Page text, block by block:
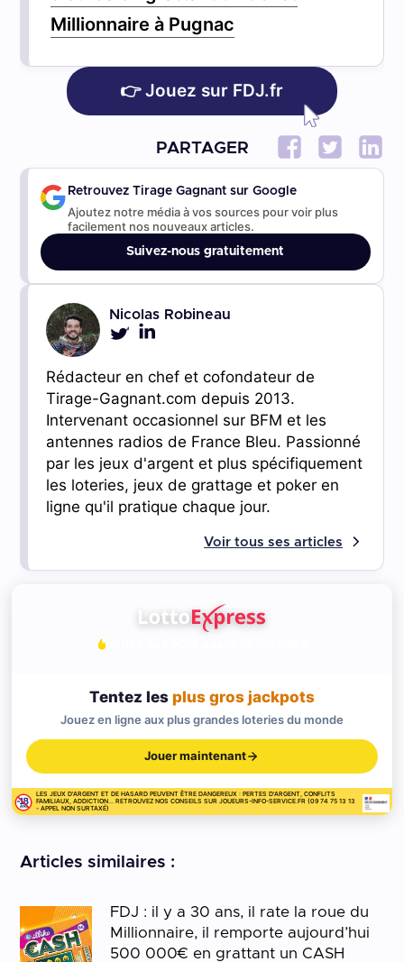
Millionnaire à Pugnac
👉 Jouez sur FDJ.fr
PARTAGER
Retrouvez Tirage Gagnant sur Google
Ajoutez notre média à vos sources pour voir plus
facilement nos nouveaux articles.
Suivez-nous gratuitement
Nicolas Robineau
Rédacteur en chef et cofondateur de
Tirage-Gagnant.com depuis 2013.
Intervenant occasionnel sur BFM et les
antennes radios de France Bleu. Passionné
par les jeux d'argent et plus spécifiquement
les loteries, jeux de grattage et poker en
ligne qu'il pratique chaque jour.
Voir tous ses articles
Tentez les plus gros jackpots
Jouez en ligne aux plus grandes loteries du monde
Jouer maintenant
LES JEUX D'ARGENT ET DE HASARD PEUVENT ÊTRE DANGEREUX : PERTES D'ARGENT, CONFLITS
FAMILIAUX, ADDICTION... RETROUVEZ NOS CONSEILS SUR JOUEURS-INFO-SERVICE.FR (09 74 75 13 13
- APPEL NON SURTAXÉ)
Articles similaires :
FDJ : il y a 30 ans, il rate la roue du
Millionnaire, il remporte aujourd’hui
500 000€ en grattant un CASH